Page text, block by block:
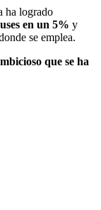
ha logrado
en un 5% y
se emplea.
que se ha